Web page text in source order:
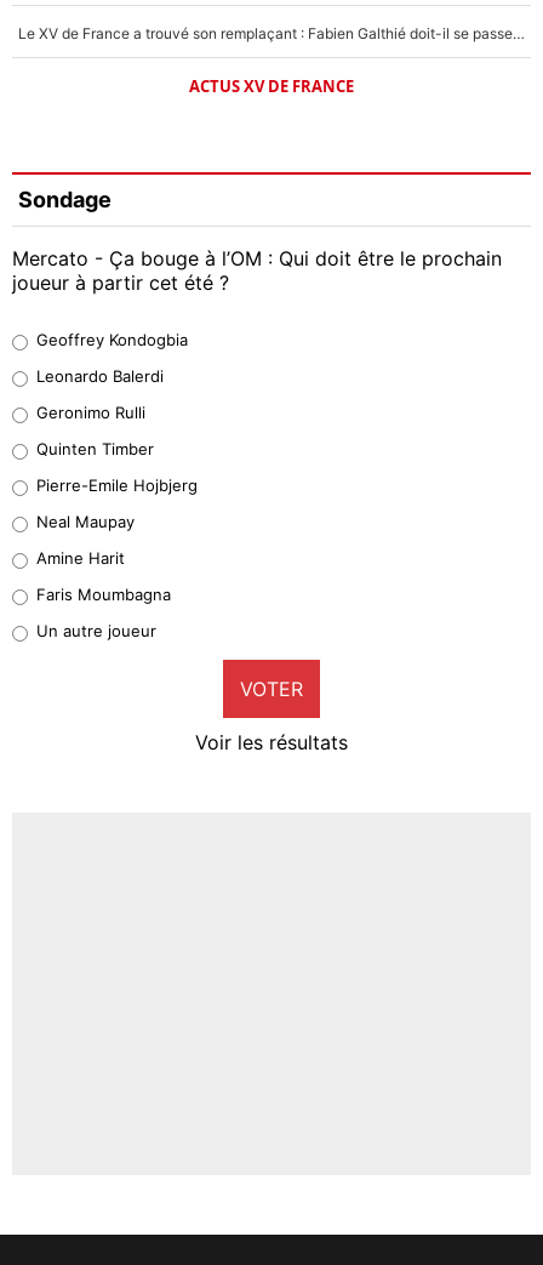
Le XV de France a trouvé son remplaçant : Fabien Galthié doit-il se passer d'Antoine Dupont ?
ACTUS XV DE FRANCE
Sondage
Mercato - Ça bouge à l’OM : Qui doit être le prochain
joueur à partir cet été ?
38%
32%
5%
1%
9%
Geoffrey Kondogbia
Leonardo Balerdi
Geronimo Rulli
Quinten Timber
Pierre-Emile Hojbjerg
Neal Maupay
Amine Harit
Faris Moumbagna
Un autre joueur
VOTER
Voir les résultats